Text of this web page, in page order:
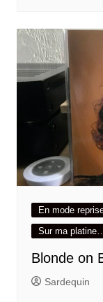
En mode
Sur ma
Blonde on
Sardequin